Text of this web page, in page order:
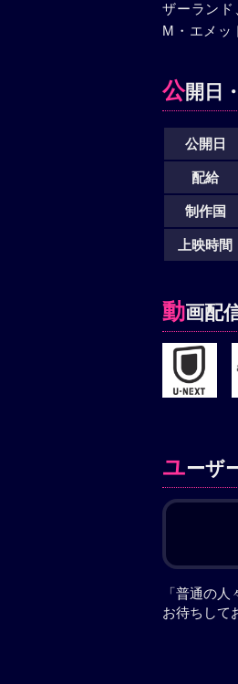
ザーランド
M・エメッ
公開日
公開日
配給
制作国
上映時間
動画配
ユーザ
「普通の
お待ちして